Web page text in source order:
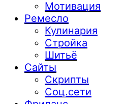
Мотивация
Ремесло
Кулинария
Стройка
Шитьё
Сайты
Скрипты
Соц.сети